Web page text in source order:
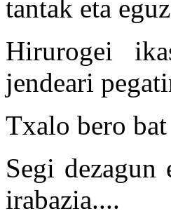
tantak eta
Hirurogei
jendeari
Txalo bero
Segi dezagun
irabazia....